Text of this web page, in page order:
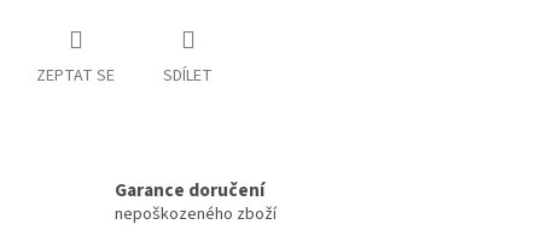
ZEPTAT SE SDÍLET
Garance doručení
nepoškozeného zboží